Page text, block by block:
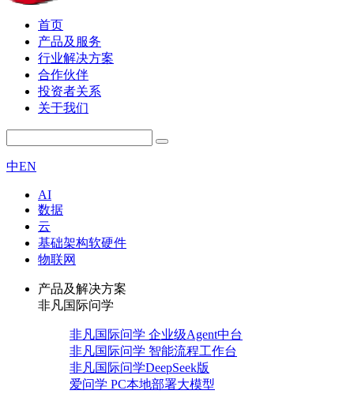
首页
产品及服务
行业解决方案
合作伙伴
投资者关系
关于我们
中EN
AI
数据
云
基础架构软硬件
物联网
产品及解决方案
非凡国际问学
非凡国际问学 企业级Agent中台
非凡国际问学 智能流程工作台
非凡国际问学DeepSeek版
爱问学 PC本地部署大模型